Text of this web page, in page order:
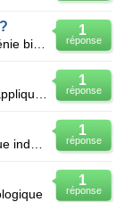
1
réponse
1
réponse
1
réponse
1
réponse